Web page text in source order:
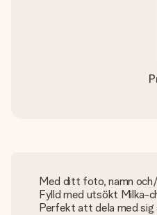
Med ditt foto, namn
Fylld med utsökt Milka-
Perfekt att dela med sig